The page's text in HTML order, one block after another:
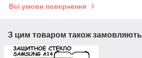
Всі умови повернення
З цим товаром також замовляють